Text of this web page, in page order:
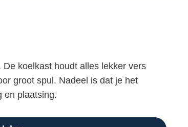
koelkast houdt alles lekker vers
groot spul. Nadeel is dat je het
en plaatsing.